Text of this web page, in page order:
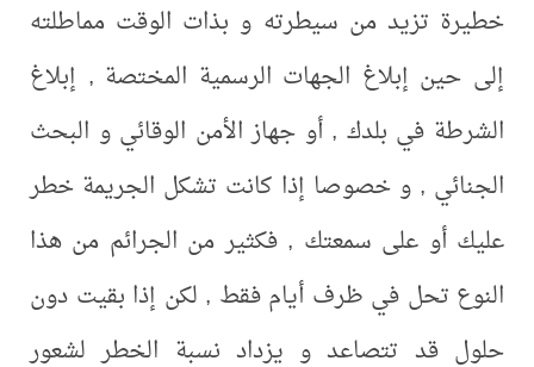
تزيد من سيطرته و بذات الوقت مماطلته
إبلاغ الجهات الرسمية المختصة , إبلاغ
في بلدك , أو جهاز الأمن الوقائي و البحث
, و خصوصا إذا كانت تشكل الجريمة خطر
على سمعتك , فكثير من الجرائم من هذا
في ظرف أيام فقط , لكن إذا بقيت دون
تتصاعد و يزداد نسبة الخطر لشعور